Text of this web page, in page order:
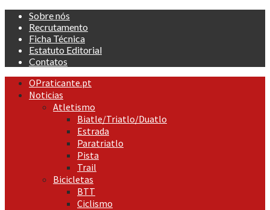
Skip
content
Sobre nós
Recrutamento
Ficha Técnica
Estatuto Editorial
Contatos
Primary
Menu
OPraticante.pt
Noticias
Atletismo
Biatle/Triatlo/Duatlo
Estrada
Paratriatlo
Pista
Trail
Bicicletas
BTT
Ciclismo